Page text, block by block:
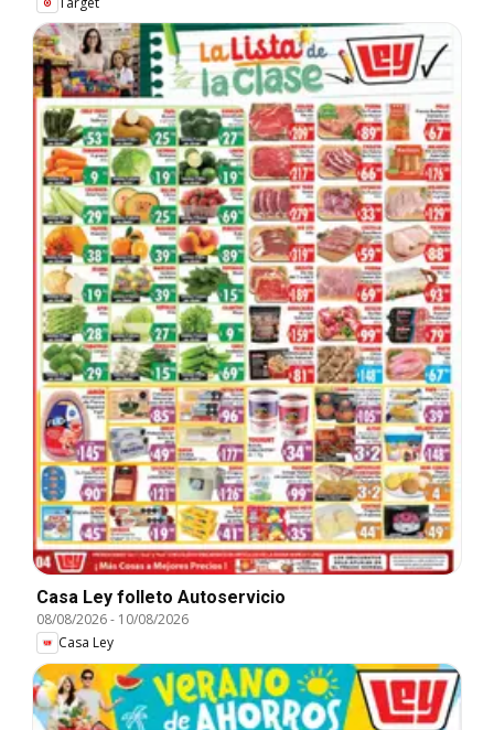
Casa Ley folleto Autoservicio
08/08/2026- 10/08/2026
Casa Ley